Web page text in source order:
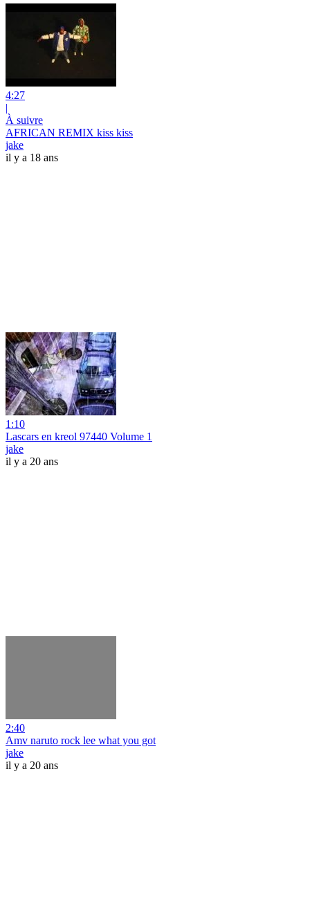
4:27
|
À suivre
AFRICAN REMIX kiss kiss
jake
il y a 18 ans
1:10
Lascars en kreol 97440 Volume 1
jake
il y a 20 ans
2:40
Amv naruto rock lee what you got
jake
il y a 20 ans